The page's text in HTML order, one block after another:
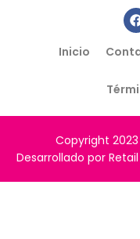
Inicio
Copyright
Desarrollado por